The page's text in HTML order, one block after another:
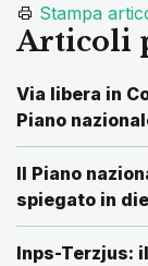
Stampa
Articoli
Via libera in
Piano
Il Piano
spiegato in
Inps-Terzjus: